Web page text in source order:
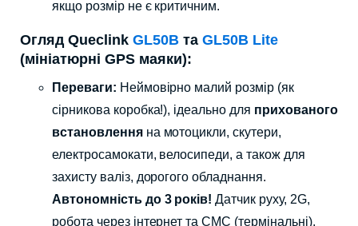
якщо розмір не є критичним.
Огляд Queclink GL50B та GL50B Lite
(мініатюрні GPS маяки):
Переваги: Неймовірно малий розмір (як
сірникова коробка!), ідеально для прихованого
встановленняна мотоцикли, скутери,
електросамокати, велосипеди, а також для
захисту валіз, дорогого обладнання.
Автономність до 3 років! Датчик руху, 2G,
робота через інтернет та СМС (термінальні),